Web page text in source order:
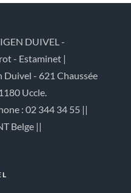
DUIVEL -
- Estaminet |
- 621 Chaussée
Uccle.
: 02 344 34 55 ||
Belge ||